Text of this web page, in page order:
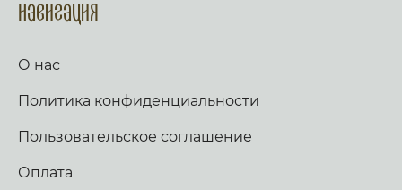
Навигация
О нас
Политика конфиденциальности
Пользовательское соглашение
Оплата